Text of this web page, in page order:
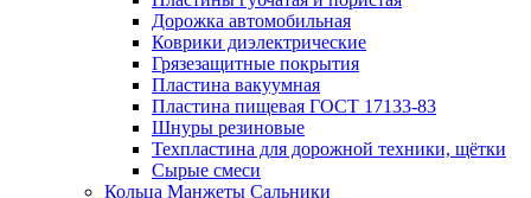
Дорожка автомобильная
Коврики диэлектрические
Грязезащитные покрытия
Пластина вакуумная
Пластина пищевая ГОСТ 17133-83
Шнуры резиновые
Техпластина для дорожной техники, щётки
Сырые смеси
Кольца Манжеты Сальники